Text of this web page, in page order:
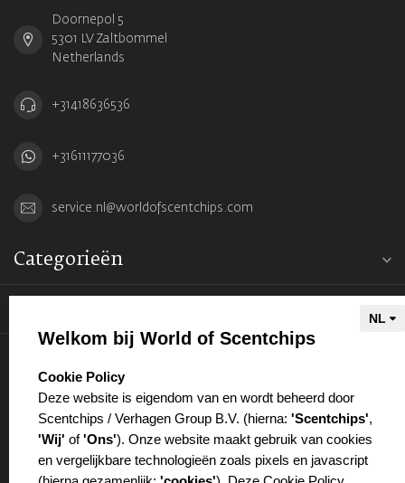
Doornepol 5
5301 LV Zaltbommel
Netherlands
+31418636536
+31611177036
service.nl@worldofscentchips.com
Categorieën
Welkom bij World of Scentchips
select language
Cookie Policy
Deze website is eigendom van en wordt beheerd door
Scentchips / Verhagen Group B.V. (hierna: 'Scentchips',
'Wij' of'Ons'). Onze website maakt gebruik van cookies
en vergelijkbare technologieën zoals pixels en javascript